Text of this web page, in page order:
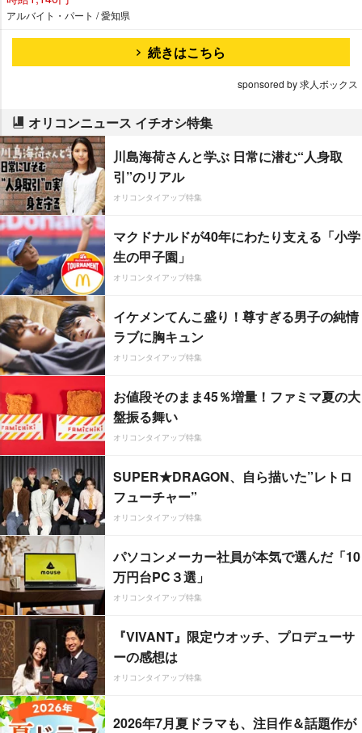
アルバイト・パート / 愛知県
続きはこちら
sponsored by 求人ボックス
オリコンニュース イチオシ特集
川島海荷さんと学ぶ 日常に潜む“人身取
引”のリアル
オリコンタイアップ特集
マクドナルドが40年にわたり支える「小学
生の甲子園」
オリコンタイアップ特集
イケメンてんこ盛り！尊すぎる男子の純情
ラブに胸キュン
オリコンタイアップ特集
お値段そのまま45％増量！ファミマ夏の大
盤振る舞い
オリコンタイアップ特集
SUPER★DRAGON、自ら描いた”レトロ
フューチャー”
オリコンタイアップ特集
パソコンメーカー社員が本気で選んだ「10
万円台PC３選」
オリコンタイアップ特集
『VIVANT』限定ウオッチ、プロデューサ
ーの感想は
オリコンタイアップ特集
2026年7月夏ドラマも、注目作＆話題作が